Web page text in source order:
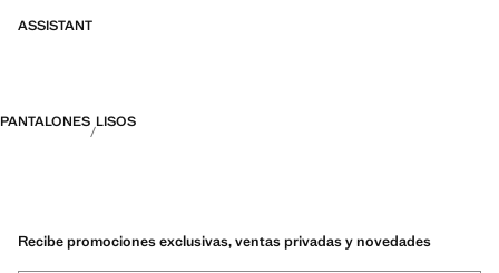
ASSISTANT
PANTALONES LISOS
Recibe promociones exclusivas, ventas privadas y novedades